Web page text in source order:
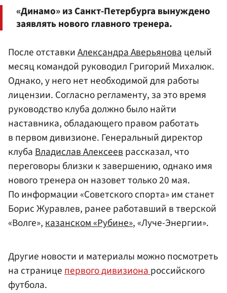
«Динамо» из Санкт-Петербурга вынуждено
заявлять нового главного тренера.
После отставкиАлександра Аверьяновацелый
месяц командой руководил Григорий Михалюк.
Однако, у него нет необходимой для работы
лицензии. Согласно регламенту, за это время
руководство клуба должно было найти
наставника, обладающего правом работать
в первом дивизионе. Генеральный директор
клубаВладислав Алексееврассказал, что
переговоры близки к завершению, однако имя
нового тренера он назовет только 20 мая.
По информации «Советского спорта» им станет
Борис Журавлев, ранее работавший в тверской
«Волге»,казанском «Рубине», «Луче-Энергии».
Другие новости и материалы можно посмотреть
на страницепервого дивизионароссийского
футбола.